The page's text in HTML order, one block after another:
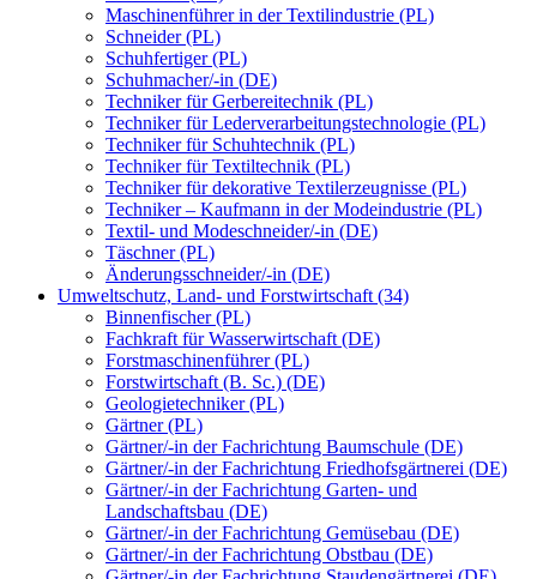
Maschinenführer in der Textilindustrie (PL)
Schneider (PL)
Schuhfertiger (PL)
Schuhmacher/-in (DE)
Techniker für Gerbereitechnik (PL)
Techniker für Lederverarbeitungstechnologie (PL)
Techniker für Schuhtechnik (PL)
Techniker für Textiltechnik (PL)
Techniker für dekorative Textilerzeugnisse (PL)
Techniker – Kaufmann in der Modeindustrie (PL)
Textil- und Modeschneider/-in (DE)
Täschner (PL)
Änderungsschneider/-in (DE)
Umweltschutz, Land- und Forstwirtschaft (34)
Binnenfischer (PL)
Fachkraft für Wasserwirtschaft (DE)
Forstmaschinenführer (PL)
Forstwirtschaft (B. Sc.) (DE)
Geologietechniker (PL)
Gärtner (PL)
Gärtner/-in der Fachrichtung Baumschule (DE)
Gärtner/-in der Fachrichtung Friedhofsgärtnerei (DE)
Gärtner/-in der Fachrichtung Garten- und
Landschaftsbau (DE)
Gärtner/-in der Fachrichtung Gemüsebau (DE)
Gärtner/-in der Fachrichtung Obstbau (DE)